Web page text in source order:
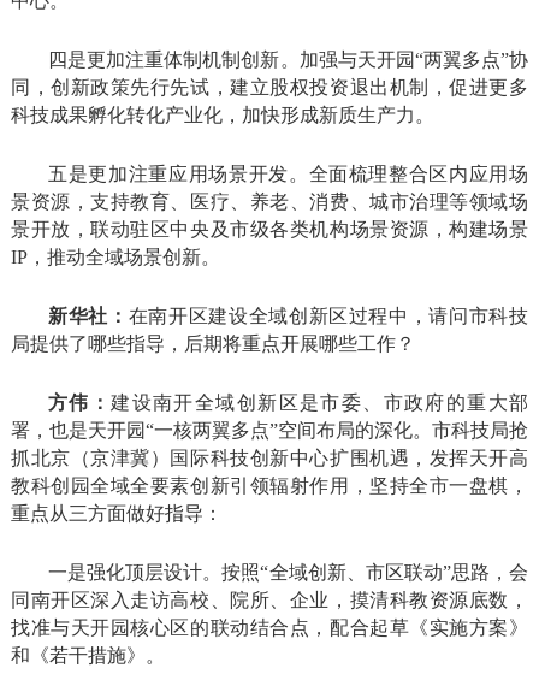
四是更加注重体制机制创新。加强与天开园“两翼多点”协
同，创新政策先行先试，建立股权投资退出机制，促进更多
科技成果孵化转化产业化，加快形成新质生产力。
五是更加注重应用场景开发。全面梳理整合区内应用场
景资源，支持教育、医疗、养老、消费、城市治理等领域场
景开放，联动驻区中央及市级各类机构场景资源，构建场景
IP，推动全域场景创新。
新华社： 在南开区建设全域创新区过程中，请问市科技
局提供了哪些指导，后期将重点开展哪些工作？
方伟：建设南开全域创新区是市委、市政府的重大部
署，也是天开园“一核两翼多点”空间布局的深化。市科技局抢
抓北京（京津冀）国际科技创新中心扩围机遇，发挥天开高
教科创园全域全要素创新引领辐射作用，坚持全市一盘棋，
重点从三方面做好指导：
一是强化顶层设计。按照“全域创新、市区联动”思路，会
同南开区深入走访高校、院所、企业，摸清科教资源底数，
找准与天开园核心区的联动结合点，配合起草《实施方案》
和《若干措施》。